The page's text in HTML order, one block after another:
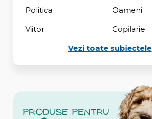
Politica Oameni
Viitor Copilarie
Vezi toate subiectele